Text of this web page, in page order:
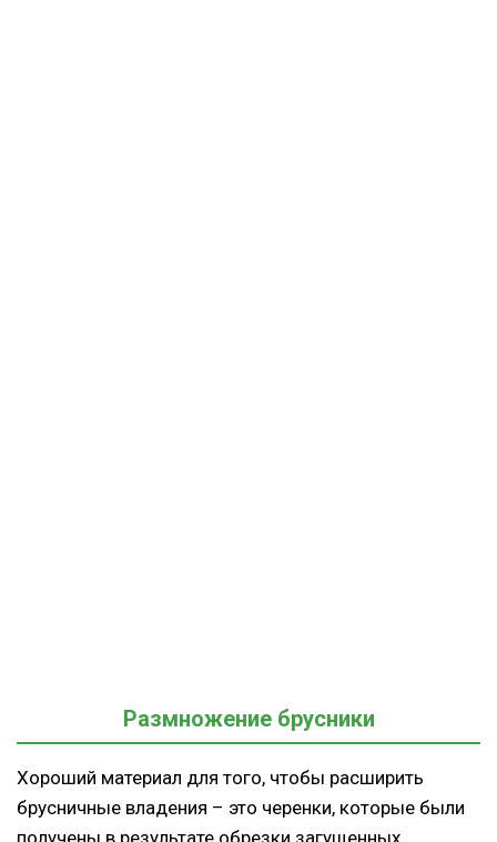
Размножение брусники
Хороший материал для того, чтобы расширить
брусничные владения – это черенки, которые были
получены в результате обрезки загущенных